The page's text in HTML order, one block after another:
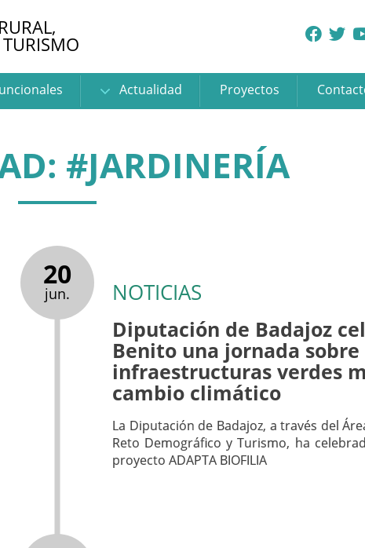
Actualidad Proyectos
#JARDINERÍA
20
jun. NOTICIAS
Diputación de Badajoz
Benito una jornada sobre
infraestructuras verdes
cambio climático
La Diputación de Badajoz, a través del
Reto Demográfico y Turismo, ha
proyecto ADAPTA BIOFILIA